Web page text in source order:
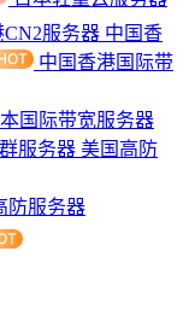
CN2服务器 中国香
中国香港国际带
本国际带宽服务器
服务器 美国高防
防服务器